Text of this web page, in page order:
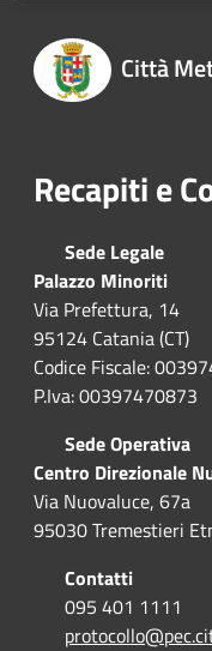
Città
Recapiti e
Sede Legale
Palazzo Minoriti
Via Prefettura, 14
95124 Catania (CT)
Codice Fiscale:
P.Iva: 00397470873
Sede Operativa
Centro Direzionale
Via Nuovaluce, 67a
95030 Tremestieri
Contatti
095 401 1111